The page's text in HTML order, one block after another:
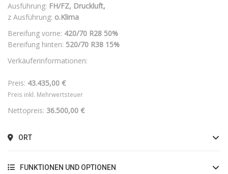
Ausführung: FH/FZ, Druckluft,
z Ausführung: o.Klima
Bereifung vorne: 420/70 R28 50%
Bereifung hinten: 520/70 R38 15%
Verkäuferinformationen:
Preis: 43.435,00 €
Preis inkl. Mehrwertsteuer
Nettopreis: 36.500,00 €
ORT
FUNKTIONEN UND OPTIONEN